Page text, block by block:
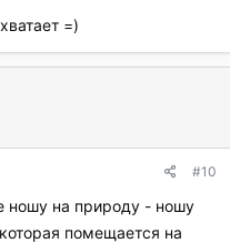
=)
#10
ношу на природу - ношу
помещается на